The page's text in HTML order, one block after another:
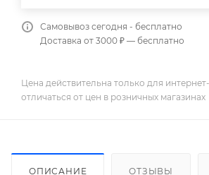
Самовывоз сегодня - бесплатно
Доставка от 3000 ₽ — бесплатно
Цена действительна только для
отличаться от цен в розничных магазинах
ОПИСАНИЕ ОТЗЫВЫ